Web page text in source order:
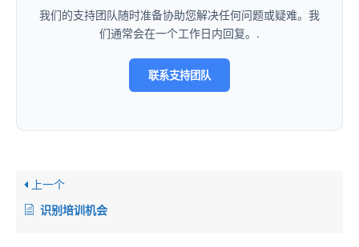
我们的支持团队随时准备协助您解决任何问题或疑难。我
们通常会在一个工作日内回复。.
联系支持团队
上一个
识别培训机会